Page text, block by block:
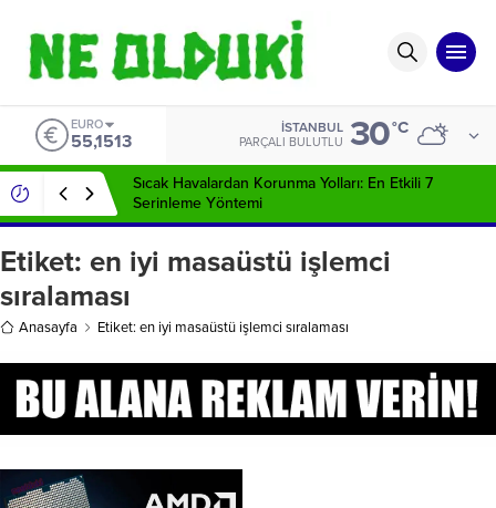
EURO
55,1513
İSTANBUL
PARÇALI BULUTLU 30°C
Sıcak Havalardan Korunma Yolları: En Etkili 7
Serinleme Yöntemi
Etiket: en iyi masaüstü işlemci
sıralaması
Anasayfa Etiket: en iyi masaüstü işlemci sıralaması